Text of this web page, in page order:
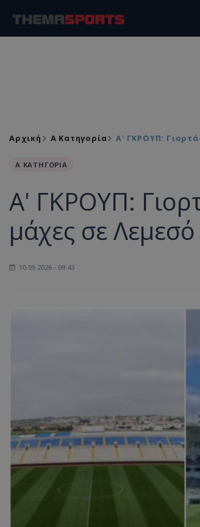
Αρχική Α Κατηγορία Α' ΓΚΡΟΥΠ:
Α ΚΑΤΗΓΟΡΙΑ
Α' ΓΚΡΟΥΠ:
μάχες σε
10.05.2026 - 09:43